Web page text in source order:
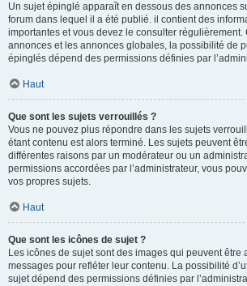
Un sujet épinglé apparaît en dessous des annonces
forum dans lequel il a été publié. il contient des
importantes et vous devez le consulter régulièrement.
annonces et les annonces globales, la possibilité de
épinglés dépend des permissions définies par
Haut
Que sont les sujets verrouillés ?
Vous ne pouvez plus répondre dans les sujets
étant contenu est alors terminé. Les sujets peuvent
différentes raisons par un modérateur ou un
permissions accordées par l’administrateur, vous
vos propres sujets.
Haut
Que sont les icônes de sujet ?
Les icônes de sujet sont des images qui peuvent être
messages pour refléter leur contenu. La possibilité
sujet dépend des permissions définies par